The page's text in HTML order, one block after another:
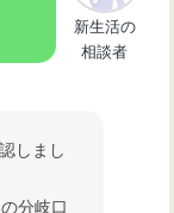
新生活の
相談者
しまし
分岐口